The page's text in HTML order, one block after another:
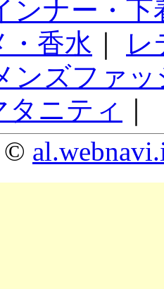
ンナー・
・香水
レ
ンズファ
ニティ
©